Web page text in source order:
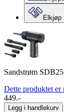
Elkjøp
Sandstrøm
Dette produktet er
449.-
Legg i handlekurv